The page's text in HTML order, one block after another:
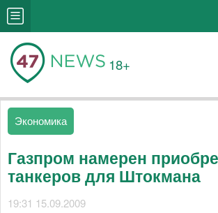
18+
Экономика
Газпром намерен
танкеров для Штокмана
19:31 15.09.2009